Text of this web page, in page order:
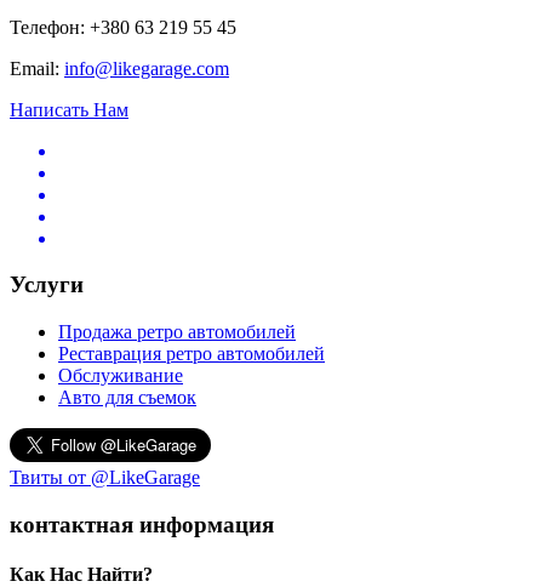
Телефон: +380 63 219 55 45
Email: info@likegarage.com
Написать Нам
Услуги
Продажа ретро автомобилей
Реставрация ретро автомобилей
Обслуживание
Авто для съемок
Твиты от @LikeGarage
контактная информация
Как Нас Найти?